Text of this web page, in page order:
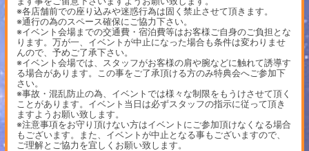
※各店舗前での座り込みや迷惑行為は固く禁止させて頂きます。
※通行の為のスペース確保にご協力下さい。
※イベント会場までの交通費・宿泊費等はお客様ご自身のご負担とな
ります。万が一、イベントが中止になった場合も条件は変わりませ
んので、予めご了承下さい。
※イベント会場では、スタッフがお客様の肩や腕などに触れて誘導す
る場合があります。この事をご了承頂ける方のみ特典会へご参加下
さい。
※事故・混乱防止の為、イベントでは様々な制限をもうけさせて頂く
ことがあります。イベント当日は必ずスタッフの指示に従って頂き
ますようお願い致します。
※注意事項をお守り頂けない方はイベントにご参加頂けなくなる場合
もございます。また、イベントが中止となる事もございますので、
ご理解とご協力を宜しくお願い致します。